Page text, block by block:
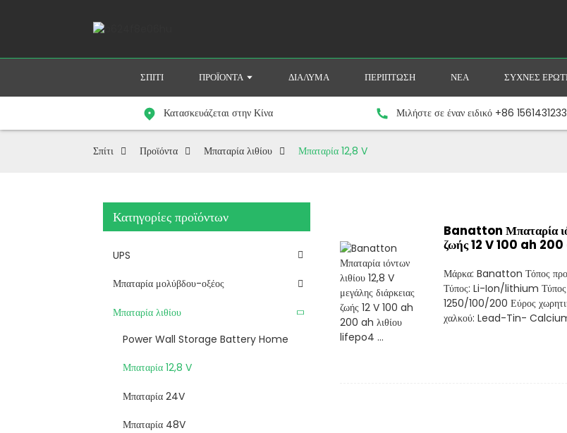
ΣΠΊΤΙ ΠΡΟΪΌΝΤΑ ΔΙΆΛΥΜΑ ΠΕΡΊΠΤΩΣΗ ΝΈΑ ΣΥΧΝΈΣ
Κατασκευάζεται στην Κίνα Μιλήστε σε έναν ειδικό +86
Σπίτι Προϊόντα Μπαταρία λιθίου Μπαταρία 12,8 V
Κατηγορίες προϊόντων
UPS
Μπαταρία μολύβδου-οξέος
Μπαταρία λιθίου
Power Wall Storage Battery Home
Μπαταρία 12,8 V
Μπαταρία 24V
Μπαταρία 48V
Banatton Μπαταρία
ζωής 12 V 100 ah
Μάρκα: Banatton Τόπος
Τύπος: Li-Ion/lithium Τύπος
1250/100/200 Εύρος
χαλκού: Lead-Tin- Calcium